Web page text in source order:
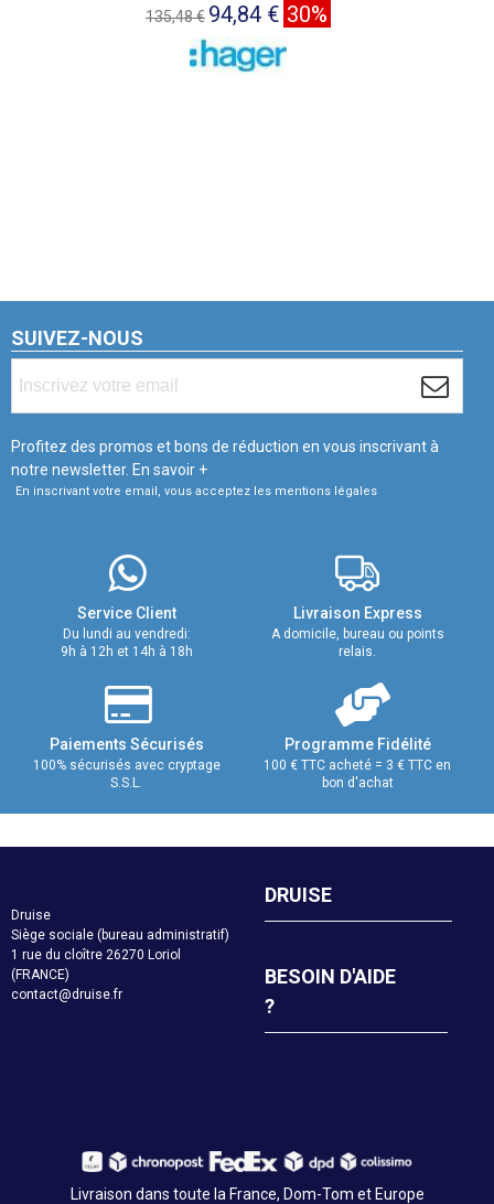
135,48 € 94,84 € 30%
SUIVEZ-NOUS
Profitez des promos et bons de réduction en vous inscrivant à
notre newsletter. En savoir +
En inscrivant votre email, vous acceptez les mentions légales
Service Client
Du lundi au vendredi:
9h à 12h et 14h à 18h
Livraison Express
A domicile, bureau ou points
relais.
Paiements Sécurisés
100% sécurisés avec cryptage
S.S.L.
Programme Fidélité
100 € TTC acheté = 3 € TTC en
bon d'achat
Druise
Siège sociale (bureau administratif)
1 rue du cloître 26270 Loriol
(FRANCE)
contact@druise.fr
DRUISE
BESOIN D'AIDE
?
Livraison dans toute la France, Dom-Tom et Europe